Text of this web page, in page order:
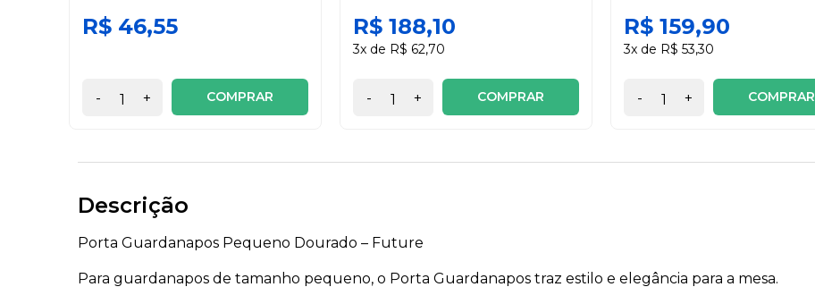
R$ 46,55
- + COMPRAR
R$ 188,10
3x de R$ 62,70
- + COMPRAR
R$ 159,90
3x de R$ 53,30
- + COMPRAR
Descrição
Porta Guardanapos Pequeno Dourado – Future
Para guardanapos de tamanho pequeno, o Porta Guardanapos traz estilo e elegância para a mesa.